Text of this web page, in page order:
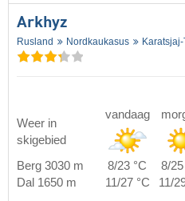
Arkhyz
Rusland Nordkaukasus
Weer in
skigebied
vandaag
Berg 3030 m 8/23 °C 8/25
Dal 1650 m
11/27 °C 11/